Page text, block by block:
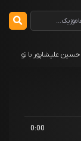
حسین علیشاپور با تو
0:00